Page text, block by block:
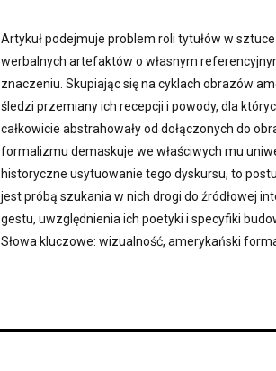
Artykuł podejmuje problem roli tytułów w
werbalnych artefaktów o własnym
znaczeniu. Skupiając się na cyklach obrazów
śledzi przemiany ich recepcji i powody, dla
całkowicie abstrahowały od dołączonych do
formalizmu demaskuje we właściwych mu
historyczne usytuowanie tego dyskursu, to
jest próbą szukania w nich drogi do źródłowej
gestu, uwzględnienia ich poetyki i specyfiki
Słowa kluczowe: wizualność, amerykański